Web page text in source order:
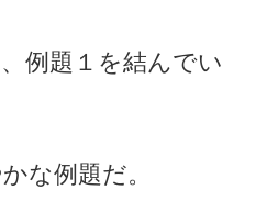
例題１を結んでい
な例題だ。